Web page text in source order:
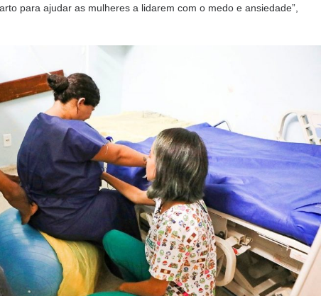
para ajudar as mulheres a lidarem com o medo e ansiedade”,